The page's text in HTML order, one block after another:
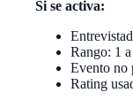
Si se activa:
Rango: 1
Evento no
Rating